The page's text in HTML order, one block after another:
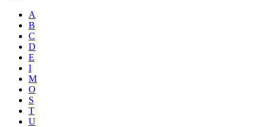
A
B
C
D
E
I
M
O
S
T
U